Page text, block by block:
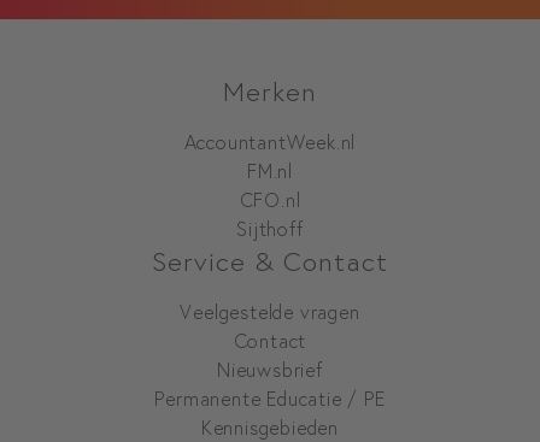
Merken
AccountantWeek.nl
FM.nl
CFO.nl
Sijthoff
Service & Contact
Veelgestelde vragen
Contact
Nieuwsbrief
Permanente Educatie / PE
Kennisgebieden